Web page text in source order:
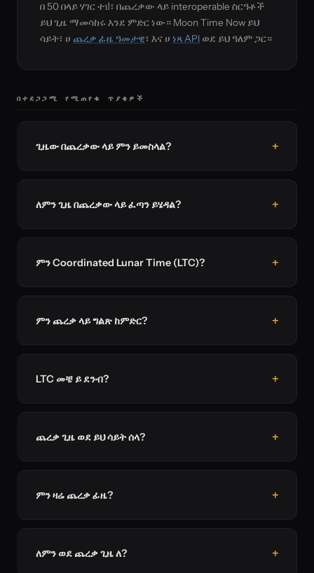
በ 50 በላይ ሃገር ተป፣ በጨረቃው ላይ interoperable ስርዓቶች
ይህ ጊዜ ማመሳከሩ እንደ ምድር ነው። Moon Time Now ይህ
ሳይት፣ ሀ ጨረቃ ፊዜ ዓመታዊ፣ እና ሀ ነጻ API ወደ ይህ ዓለም ጋር።
በተደጋጋሚ የሚጠየቁ ጥያቄዎች
ጊዜው በጨረቃው ላይ ምን ይመስላል?
ለምን ጊዜ በጨረቃው ላይ ፈጣን ይሄዳል?
ምን Coordinated Lunar Time (LTC)?
ምን ጨረቃ ላይ ግልጽ ከምድር?
LTC መቼ ይ ደንብ?
ጨረቃ ጊዜ ወደ ይህ ሳይት ሰላ?
ምን ዛሬ ጨረቃ ፊዜ?
ለምን ወደ ጨረቃ ጊዜ ለ?